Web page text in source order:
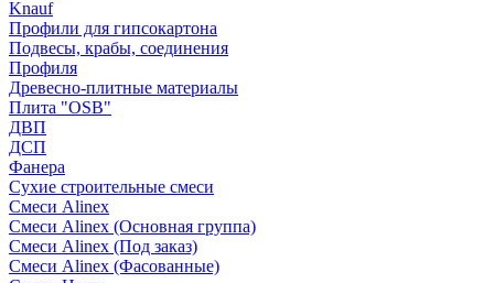
Knauf
Профили для гипсокартона
Подвесы, крабы, соединения
Профиля
Древесно-плитные материалы
Плита "OSB"
ДВП
ДСП
Фанера
Сухие строительные смеси
Смеси Alinex
Смеси Alinex (Основная группа)
Смеси Alinex (Под заказ)
Смеси Alinex (Фасованные)